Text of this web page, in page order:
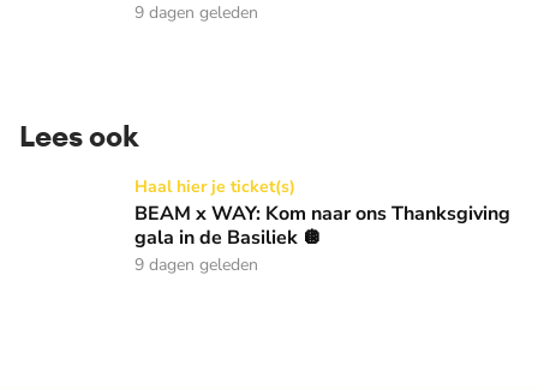
9 dagen geleden
Lees ook
BEAM x WAY: Kom naar ons Thanksgiving gala in de
Haal hier je ticket(s)
BEAM x WAY: Kom naar ons Thanksgiving
gala in de Basiliek 🪩
9 dagen geleden